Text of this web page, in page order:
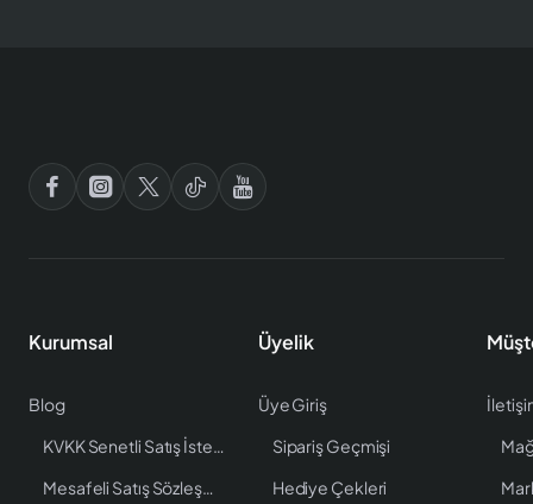
Kurumsal
Blog
KVKK Senetli Satış İstenen Bilgiler
Mesafeli Satış Sözleşmesi
Üyelik
Üye Giriş
Sipariş Geçmişi
Hediye Çekleri